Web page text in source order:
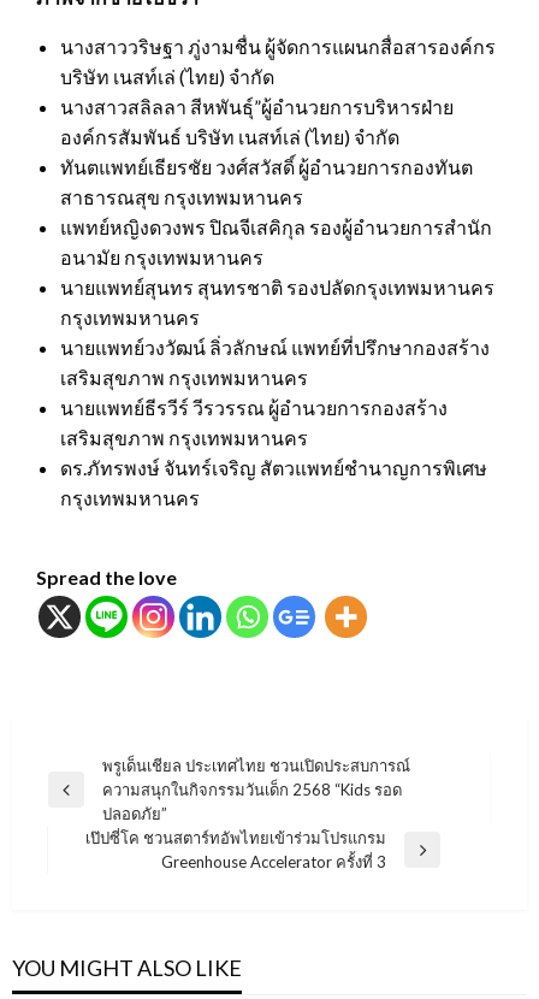
นางสาววริษฐา ภู่งามชื่น ผู้จัดการแผนกสื่อสารองค์กร
บริษัท เนสท์เล่ (ไทย) จำกัด
นางสาวสลิลลา สีหพันธุ์”ผู้อำนวยการบริหารฝ่าย
องค์กรสัมพันธ์ บริษัท เนสท์เล่ (ไทย) จำกัด
ทันตแพทย์เธียรชัย วงศ์สวัสดิ์ ผู้อำนวยการกองทันต
สาธารณสุข กรุงเทพมหานคร
แพทย์หญิงดวงพร ปิณจีเสคิกุล รองผู้อำนวยการสำนัก
อนามัย กรุงเทพมหานคร
นายแพทย์สุนทร สุนทรชาติ รองปลัดกรุงเทพมหานคร
กรุงเทพมหานคร
นายแพทย์วงวัฒน์ ลิ่วลักษณ์ แพทย์ที่ปรึกษากองสร้าง
เสริมสุขภาพ กรุงเทพมหานคร
นายแพทย์ธีรวีร์ วีรวรรณ ผู้อำนวยการกองสร้าง
เสริมสุขภาพ กรุงเทพมหานคร
ดร.ภัทรพงษ์ จันทร์เจริญ สัตวแพทย์ชำนาญการพิเศษ
กรุงเทพมหานคร
Spread the love
แนะแนว
เรื่อง
Previous
พรูเด็นเชียล ประเทศไทย ชวนเปิดประสบการณ์
ความสนุกในกิจกรรมวันเด็ก 2568 “Kids รอด
ปลอดภัย”
เป๊ปซี่โค ชวนสตาร์ทอัพไทยเข้าร่วมโปรแกรม
Greenhouse Accelerator ครั้งที่ 3
YOU MIGHT ALSO LIKE